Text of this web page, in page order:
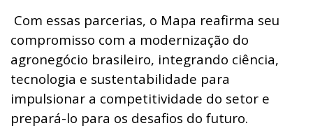
Com essas parcerias, o Mapa reafirma seu
compromisso com a modernização do
agronegócio brasileiro, integrando ciência,
tecnologia e sustentabilidade para
impulsionar a competitividade do setor e
prepará-lo para os desafios do futuro.